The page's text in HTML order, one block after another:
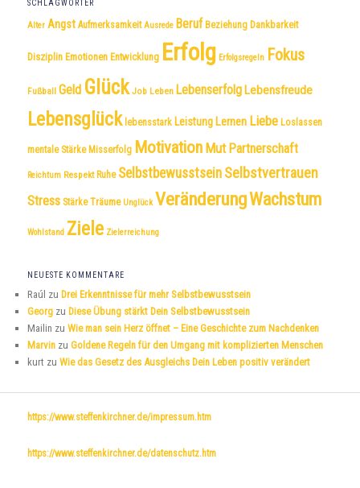
SCHLAGWÖRTER
Alter Angst Aufmerksamkeit Ausrede Beruf Beziehung Dankbarkeit
Disziplin Emotionen Entwicklung Erfolg Erfolgsregeln Fokus
Fußball Geld Glück Job Leben Lebenserfolg Lebensfreude
Lebensglück lebensstark Leistung Lernen Liebe Loslassen
mentale Stärke Misserfolg Motivation Mut Partnerschaft
Reichtum Respekt Ruhe Selbstbewusstsein Selbstvertrauen
Stress Stärke Träume Unglück VeränderungWachstum
Wohlstand Ziele Zielerreichung
NEUESTE KOMMENTARE
Raúl zu Drei Erkenntnisse für mehr Selbstbewusstsein
Georg zu Diese Übung stärkt Dein Selbstbewusstsein
Mailin zuWie man sein Herz öffnet – Eine Geschichte zum Nachdenken
Marvin zuGoldene Regeln für den Umgang mit komplizierten Menschen
kurt zuWie das Gesetz des Ausgleichs Dein Leben positiv verändert
https://www.steffenkirchner.de/impressum.htm
https://www.steffenkirchner.de/datenschutz.htm